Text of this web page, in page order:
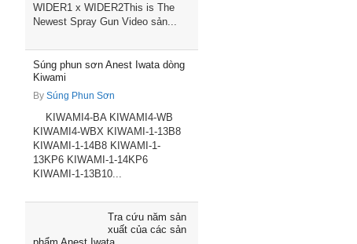
WIDER1 x WIDER2This is The
Newest Spray Gun Video sản...
Súng phun sơn Anest Iwata dòng
Kiwami
By Súng Phun Sơn
KIWAMI4-BA KIWAMI4-WB
KIWAMI4-WBX KIWAMI-1-13B8
KIWAMI-1-14B8 KIWAMI-1-
13KP6 KIWAMI-1-14KP6
KIWAMI-1-13B10...
Tra cứu năm sản
xuất của các sản